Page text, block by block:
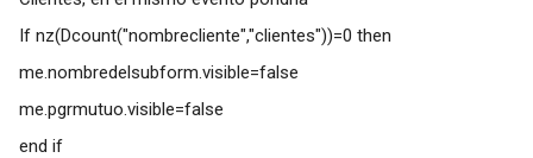
If nz(Dcount("nombrecliente","clientes"))=0 then
me.nombredelsubform.visible=false
me.pgrmutuo.visible=false
end if